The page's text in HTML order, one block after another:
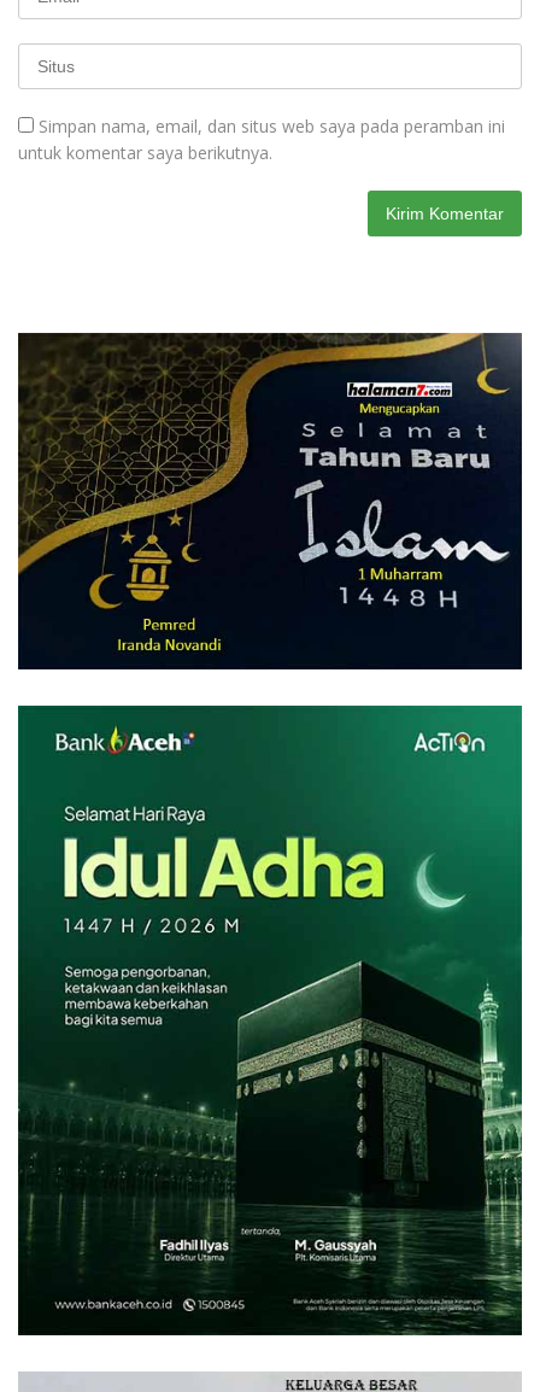
Simpan nama, email, dan situs web saya pada peramban ini
untuk komentar saya berikutnya.